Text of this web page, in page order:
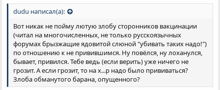
dudu написал(а):
Вот никак не пойму лютую злобу сторонников вакцинации
(читал на многочисленных, не только русскоязычных
форумах брызжащие ядовитой слюной "убивать таких надо!")
по отношению к не привившимся. Ну повёлся, ну лоханулся,
бывает, привился. Тебе ведь (если верить) уже ничего не
грозит. А если грозит, то на х...р надо было прививаться?
Злоба обманутого барана, опущенного?